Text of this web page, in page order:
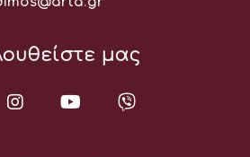
μας